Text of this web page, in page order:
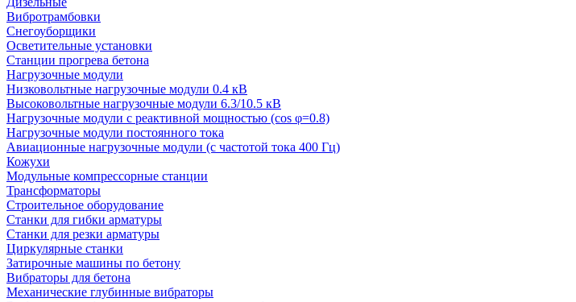
Вибротрамбовки
Снегоуборщики
Осветительные установки
Станции прогрева бетона
Нагрузочные модули
Низковольтные нагрузочные модули 0.4 кВ
Высоковольтные нагрузочные модули 6.3/10.5 кВ
Нагрузочные модули с реактивной мощностью (cos φ=0.8)
Нагрузочные модули постоянного тока
Авиационные нагрузочные модули (с частотой тока 400 Гц)
Кожухи
Модульные компрессорные станции
Трансформаторы
Строительное оборудование
Станки для гибки арматуры
Станки для резки арматуры
Циркулярные станки
Затирочные машины по бетону
Вибраторы для бетона
Механические глубинные вибраторы